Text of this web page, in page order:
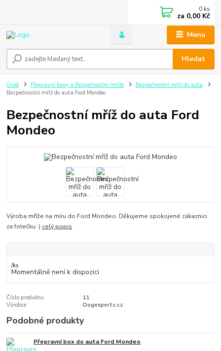
Menu
Hledat
0 ks
za 0,00 Kč
Úvod Přepravní boxy a Bezpečnostní mříže
Bezpečnostní mříž do auta
Bezpečnostní mříž do auta Ford Mondeo
Bezpečnostní mříž do auta Ford
Mondeo
Výroba mříže na míru do Ford Mondeo. Děkujeme spokojené zákaznici
za fotečku :) celý popis
/ks
Momentálně není k dispozici
Číslo produktu:
11
Výrobce:
Dogexperts.cz
Podobné produkty
Přepravní box do auta Ford Mondeo